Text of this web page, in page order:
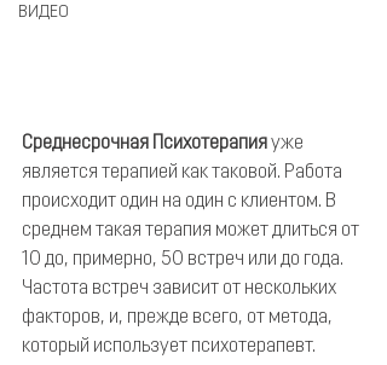
ВИДЕО
Среднесрочная Психотерапия уже
является терапией как таковой. Работа
происходит один на один с клиентом. В
среднем такая терапия может длиться от
10 до, примерно, 50 встреч или до года.
Частота встреч зависит от нескольких
факторов, и, прежде всего, от метода,
который использует психотерапевт.